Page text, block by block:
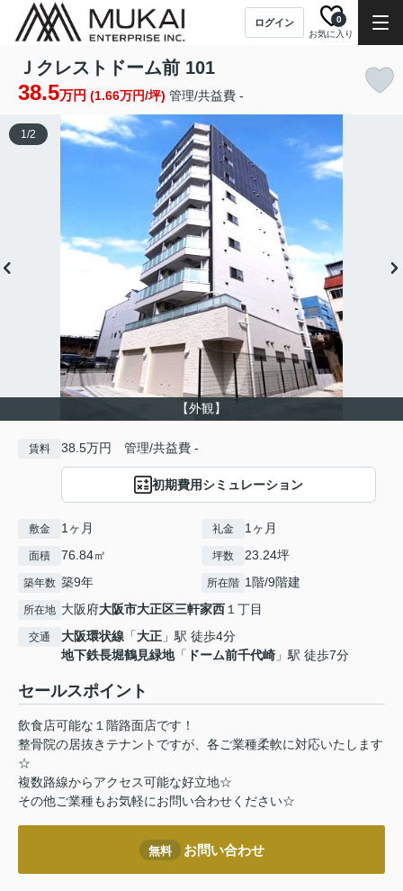
ログイン
お気に入り
0
Ｊクレストドーム前 101
38.5万円 (1.66万円/坪) 管理/共益費 -
【外観】
1/2
賃料 38.5万円 管理/共益費 -
初期費用シミュレーション
敷金 1ヶ月 礼金 1ヶ月
面積 76.84㎡ 坪数 23.24坪
築年数 築9年 所在階 1階/9階建
所在地 大阪府大阪市大正区三軒家西１丁目
交通 大阪環状線 「大正 」駅 徒歩4分
地下鉄長堀鶴見緑地「 ドーム前千代崎 」駅 徒歩7分
セールスポイント
飲食店可能な１階路面店です！
整骨院の居抜きテナントですが、各ご業種柔軟に対応いたします
☆
複数路線からアクセス可能な好立地☆
その他ご業種もお気軽にお問い合わせください☆
無料 お問い合わせ